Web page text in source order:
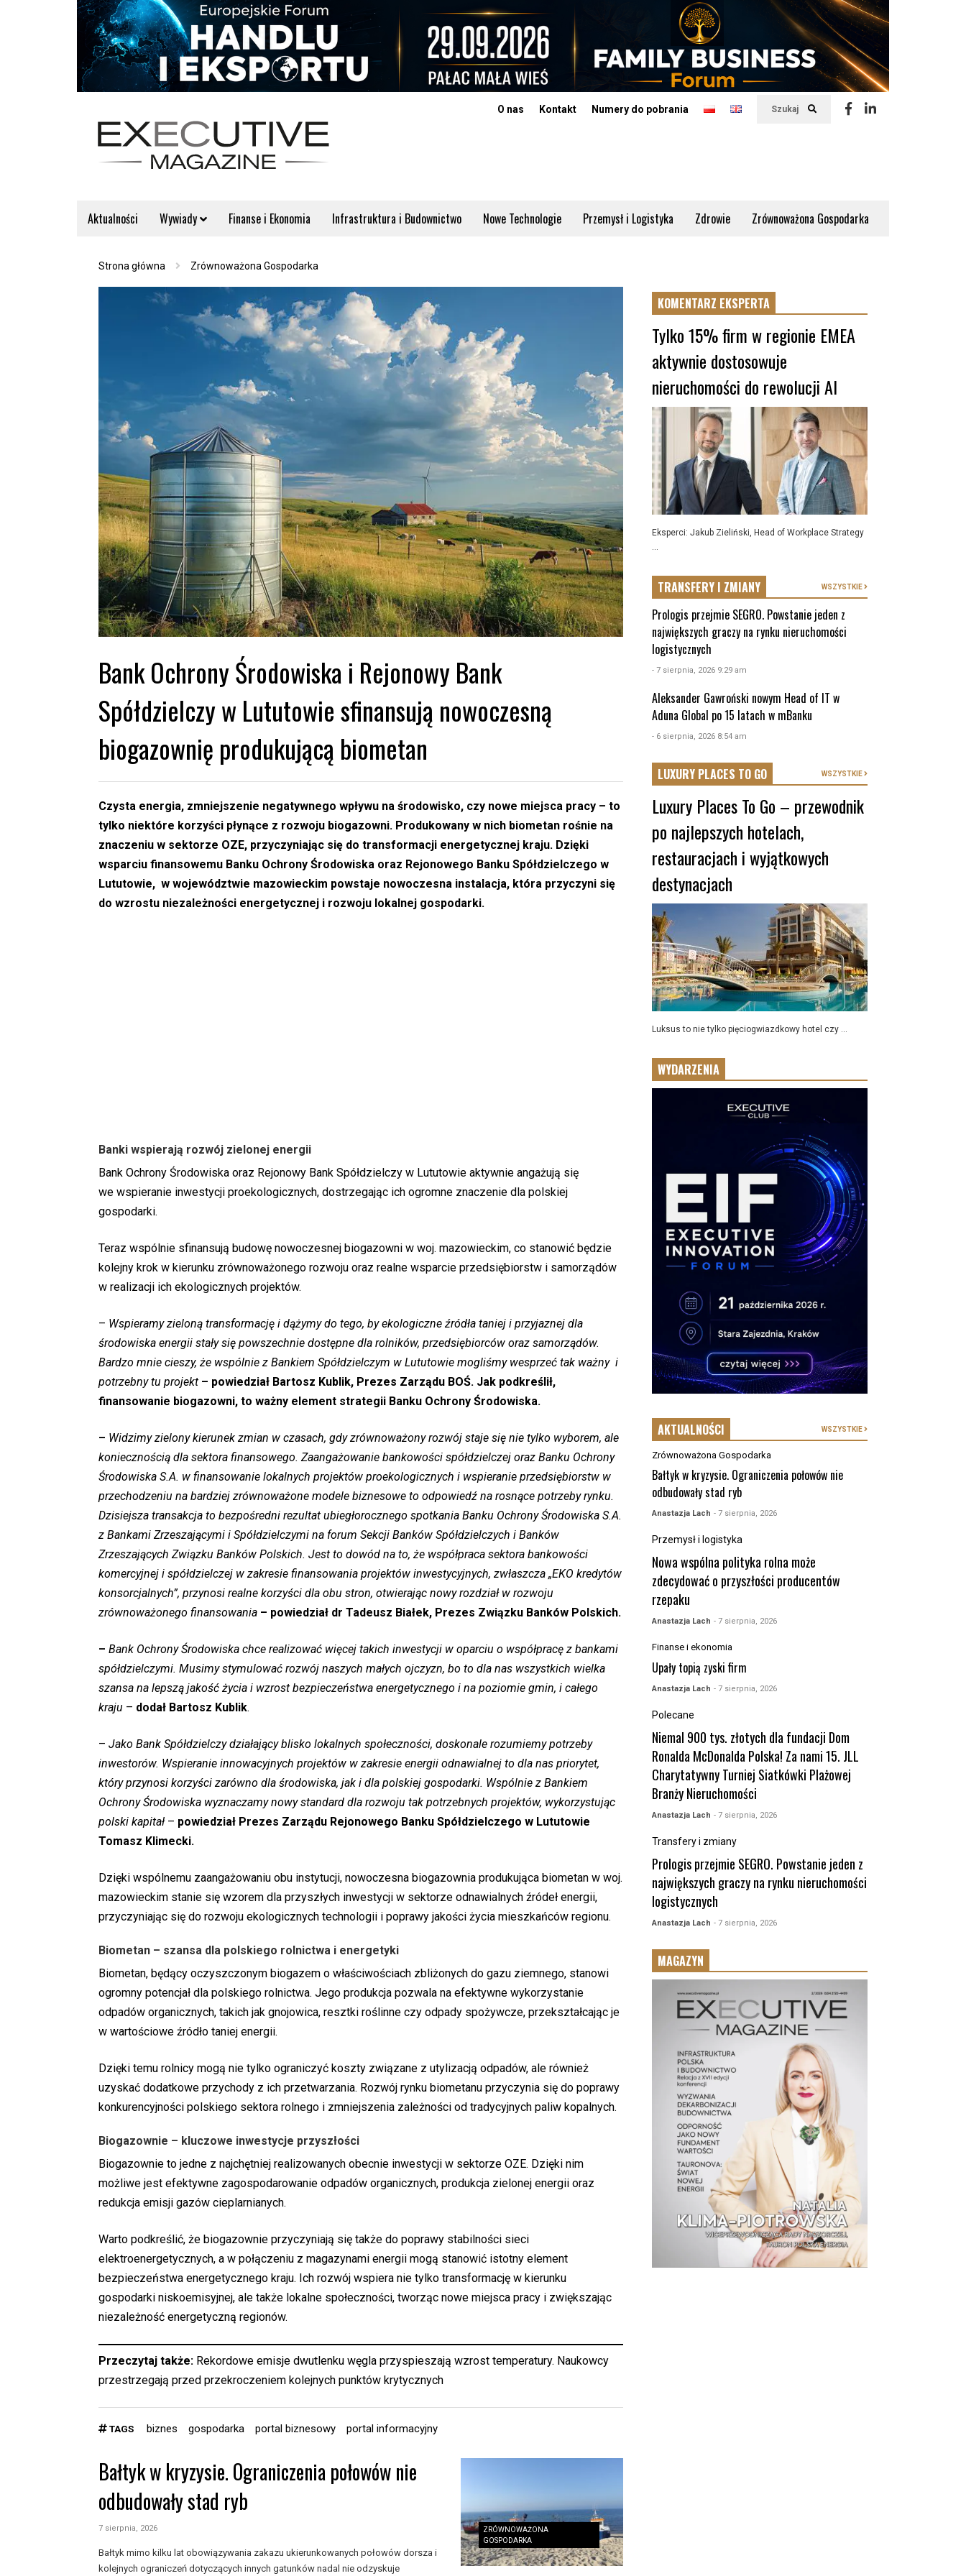
Szukaj
O nas Kontakt Numery do pobrania
Aktualności Wywiady Finanse i Ekonomia Infrastruktura i Budownictwo Nowe Technologie Przemysł i Logistyka Zdrowie Zrównoważona Gospodarka
Strona główna Zrównoważona Gospodarka
Bank Ochrony Środowiska i Rejonowy Bank
Spółdzielczy w Lututowie sfinansują nowoczesną
biogazownię produkującą biometan
Czysta energia, zmniejszenie negatywnego wpływu na środowisko, czy nowe miejsca pracy – to
tylko niektóre korzyści płynące z rozwoju biogazowni. Produkowany w nich biometan rośnie na
znaczeniu w sektorze OZE, przyczyniając się do transformacji energetycznej kraju. Dzięki
wsparciu finansowemu Banku Ochrony Środowiska oraz Rejonowego Banku Spółdzielczego w
Lututowie, w województwie mazowieckim powstaje nowoczesna instalacja, która przyczyni się
do wzrostu niezależności energetycznej i rozwoju lokalnej gospodarki.
Banki wspierają rozwój zielonej energii
Bank Ochrony Środowiska oraz Rejonowy Bank Spółdzielczy w Lututowie aktywnie angażują się
we wspieranie inwestycji proekologicznych, dostrzegając ich ogromne znaczenie dla polskiej
gospodarki.
Teraz wspólnie sfinansują budowę nowoczesnej biogazowni w woj. mazowieckim, co stanowić będzie
kolejny krok w kierunku zrównoważonego rozwoju oraz realne wsparcie przedsiębiorstw i samorządów
w realizacji ich ekologicznych projektów.
– Wspieramy zieloną transformację i dążymy do tego, by ekologiczne źródła taniej i przyjaznej dla
środowiska energii stały się powszechnie dostępne dla rolników, przedsiębiorców oraz samorządów.
Bardzo mnie cieszy, że wspólnie z Bankiem Spółdzielczym w Lututowie mogliśmy wesprzeć tak ważny i
potrzebny tu projekt – powiedział Bartosz Kublik, Prezes Zarządu BOŚ. Jak podkreślił,
finansowanie biogazowni, to ważny element strategii Banku Ochrony Środowiska.
– Widzimy zielony kierunek zmian w czasach, gdy zrównoważony rozwój staje się nie tylko wyborem, ale
koniecznością dla sektora finansowego. Zaangażowanie bankowości spółdzielczej oraz Banku Ochrony
Środowiska S.A. w finansowanie lokalnych projektów proekologicznych i wspieranie przedsiębiorstw w
przechodzeniu na bardziej zrównoważone modele biznesowe to odpowiedź na rosnące potrzeby rynku.
Dzisiejsza transakcja to bezpośredni rezultat ubiegłorocznego spotkania Banku Ochrony Środowiska S.A.
z Bankami Zrzeszającymi i Spółdzielczymi na forum Sekcji Banków Spółdzielczych i Banków
Zrzeszających Związku Banków Polskich. Jest to dowód na to, że współpraca sektora bankowości
komercyjnej i spółdzielczej w zakresie finansowania projektów inwestycyjnych, zwłaszcza „EKO kredytów
konsorcjalnych”, przynosi realne korzyści dla obu stron, otwierając nowy rozdział w rozwoju
zrównoważonego finansowania – powiedział dr Tadeusz Białek, Prezes Związku Banków Polskich.
– Bank Ochrony Środowiska chce realizować więcej takich inwestycji w oparciu o współpracę z bankami
spółdzielczymi. Musimy stymulować rozwój naszych małych ojczyzn, bo to dla nas wszystkich wielka
szansa na lepszą jakość życia i wzrost bezpieczeństwa energetycznego i na poziomie gmin, i całego
kraju – dodał Bartosz Kublik.
– Jako Bank Spółdzielczy działający blisko lokalnych społeczności, doskonale rozumiemy potrzeby
inwestorów. Wspieranie innowacyjnych projektów w zakresie energii odnawialnej to dla nas priorytet,
który przynosi korzyści zarówno dla środowiska, jak i dla polskiej gospodarki. Wspólnie z Bankiem
Ochrony Środowiska wyznaczamy nowy standard dla rozwoju tak potrzebnych projektów, wykorzystując
polski kapitał – powiedział Prezes Zarządu Rejonowego Banku Spółdzielczego w Lututowie
Tomasz Klimecki.
Dzięki wspólnemu zaangażowaniu obu instytucji, nowoczesna biogazownia produkująca biometan w woj.
mazowieckim stanie się wzorem dla przyszłych inwestycji w sektorze odnawialnych źródeł energii,
przyczyniając się do rozwoju ekologicznych technologii i poprawy jakości życia mieszkańców regionu.
Biometan – szansa dla polskiego rolnictwa i energetyki
Biometan, będący oczyszczonym biogazem o właściwościach zbliżonych do gazu ziemnego, stanowi
ogromny potencjał dla polskiego rolnictwa. Jego produkcja pozwala na efektywne wykorzystanie
odpadów organicznych, takich jak gnojowica, resztki roślinne czy odpady spożywcze, przekształcając je
w wartościowe źródło taniej energii.
Dzięki temu rolnicy mogą nie tylko ograniczyć koszty związane z utylizacją odpadów, ale również
uzyskać dodatkowe przychody z ich przetwarzania. Rozwój rynku biometanu przyczynia się do poprawy
konkurencyjności polskiego sektora rolnego i zmniejszenia zależności od tradycyjnych paliw kopalnych.
Biogazownie – kluczowe inwestycje przyszłości
Biogazownie to jedne z najchętniej realizowanych obecnie inwestycji w sektorze OZE. Dzięki nim
możliwe jest efektywne zagospodarowanie odpadów organicznych, produkcja zielonej energii oraz
redukcja emisji gazów cieplarnianych.
Warto podkreślić, że biogazownie przyczyniają się także do poprawy stabilności sieci
elektroenergetycznych, a w połączeniu z magazynami energii mogą stanowić istotny element
bezpieczeństwa energetycznego kraju. Ich rozwój wspiera nie tylko transformację w kierunku
gospodarki niskoemisyjnej, ale także lokalne społeczności, tworząc nowe miejsca pracy i zwiększając
niezależność energetyczną regionów.
Przeczytaj także: Rekordowe emisje dwutlenku węgla przyspieszają wzrost temperatury. Naukowcy
przestrzegają przed przekroczeniem kolejnych punktów krytycznych
TAGS biznes gospodarka portal biznesowy portal informacyjny
ZRÓWNOWAŻONA
GOSPODARKA
Bałtyk w kryzysie. Ograniczenia połowów nie
odbudowały stad ryb
7 sierpnia, 2026
Bałtyk mimo kilku lat obowiązywania zakazu ukierunkowanych połowów dorsza i
kolejnych ograniczeń dotyczących innych gatunków nadal nie odzyskuje
KOMENTARZ EKSPERTA
Tylko 15% firm w regionie EMEA
aktywnie dostosowuje
nieruchomości do rewolucji AI
Eksperci: Jakub Zieliński, Head of Workplace Strategy
...
TRANSFERY I ZMIANY WSZYSTKIE
Prologis przejmie SEGRO. Powstanie jeden z
największych graczy na rynku nieruchomości
logistycznych
- 7 sierpnia, 2026 9:29 am
Aleksander Gawroński nowym Head of IT w
Aduna Global po 15 latach w mBanku
- 6 sierpnia, 2026 8:54 am
LUXURY PLACES TO GO WSZYSTKIE
Luxury Places To Go – przewodnik
po najlepszych hotelach,
restauracjach i wyjątkowych
destynacjach
Luksus to nie tylko pięciogwiazdkowy hotel czy ...
WYDARZENIA
AKTUALNOŚCI WSZYSTKIE
Zrównoważona Gospodarka
Bałtyk w kryzysie. Ograniczenia połowów nie
odbudowały stad ryb
Anastazja Lach - 7 sierpnia, 2026
Przemysł i logistyka
Nowa wspólna polityka rolna może
zdecydować o przyszłości producentów
rzepaku
Anastazja Lach - 7 sierpnia, 2026
Finanse i ekonomia
Upały topią zyski firm
Anastazja Lach - 7 sierpnia, 2026
Polecane
Niemal 900 tys. złotych dla fundacji Dom
Ronalda McDonalda Polska! Za nami 15. JLL
Charytatywny Turniej Siatkówki Plażowej
Branży Nieruchomości
Anastazja Lach - 7 sierpnia, 2026
Transfery i zmiany
Prologis przejmie SEGRO. Powstanie jeden z
największych graczy na rynku nieruchomości
logistycznych
Anastazja Lach - 7 sierpnia, 2026
MAGAZYN